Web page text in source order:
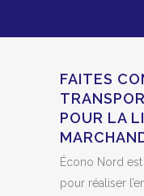
FAITES
POUR LA
Écono Nord
pour réaliser